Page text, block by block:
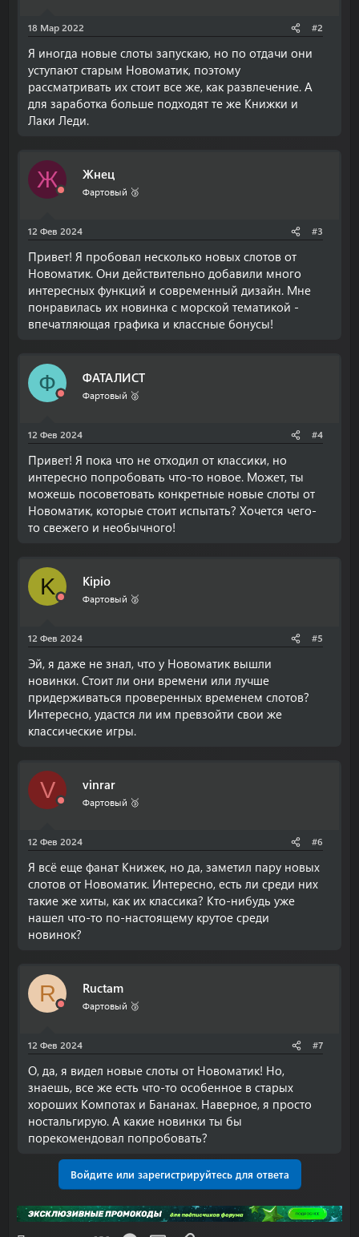
18 Мар 2022 #2
Я иногда новые слоты запускаю, но по отдачи они
уступают старым Новоматик, поэтому
рассматривать их стоит все же, как развлечение. А
для заработка больше подходят те же Книжки и
Лаки Леди.
Ж Жнец
Фартовый 🥉
12 Фев 2024 #3
Привет! Я пробовал несколько новых слотов от
Новоматик. Они действительно добавили много
интересных функций и современный дизайн. Мне
понравилась их новинка с морской тематикой -
впечатляющая графика и классные бонусы!
Ф ФАТАЛИСТ
Фартовый 🥈
12 Фев 2024 #4
Привет! Я пока что не отходил от классики, но
интересно попробовать что-то новое. Может, ты
можешь посоветовать конкретные новые слоты от
Новоматик, которые стоит испытать? Хочется чего-
то свежего и необычного!
K Kipio
Фартовый 🥈
12 Фев 2024 #5
Эй, я даже не знал, что у Новоматик вышли
новинки. Стоит ли они времени или лучше
придерживаться проверенных временем слотов?
Интересно, удастся ли им превзойти свои же
классические игры.
V vinrar
Фартовый 🥉
12 Фев 2024 #6
Я всё еще фанат Книжек, но да, заметил пару новых
слотов от Новоматик. Интересно, есть ли среди них
такие же хиты, как их классика? Кто-нибудь уже
нашел что-то по-настоящему крутое среди
новинок?
R Ructam
Фартовый 🥉
12 Фев 2024 #7
О, да, я видел новые слоты от Новоматик! Но,
знаешь, все же есть что-то особенное в старых
хороших Компотах и Бананах. Наверное, я просто
ностальгирую. А какие новинки ты бы
порекомендовал попробовать?
Войдите или зарегистрируйтесь для ответа